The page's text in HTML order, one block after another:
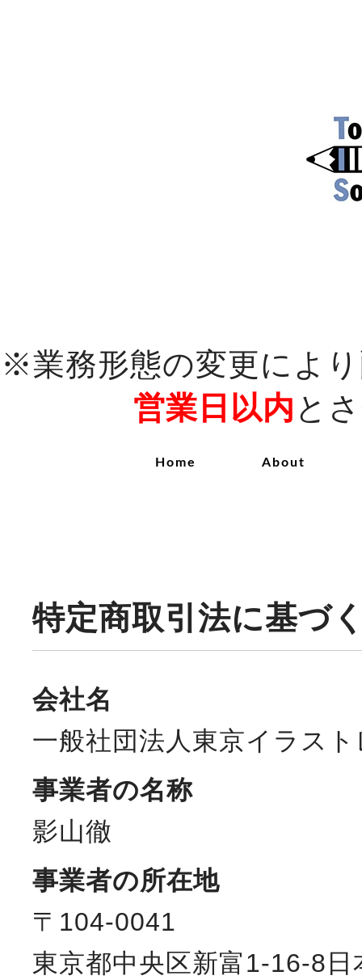
※業務形態の変更によ
営業日以内 と
Home About
特定商取引法に基づ
会社名
一般社団法人東京イラス
事業者の名称
影山徹
事業者の所在地
〒104-0041
東京都中央区新富1-16-8